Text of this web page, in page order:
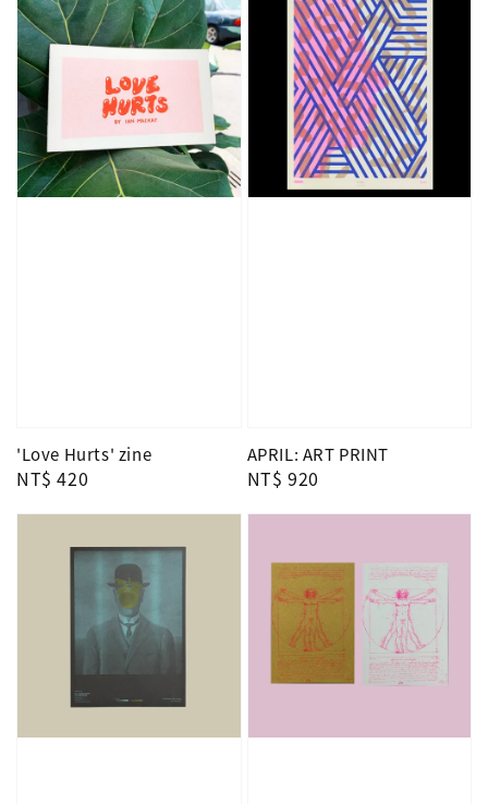
'Love Hurts' zine
Regular
NT$ 420
APRIL: ART PRINT
Regular
NT$ 920